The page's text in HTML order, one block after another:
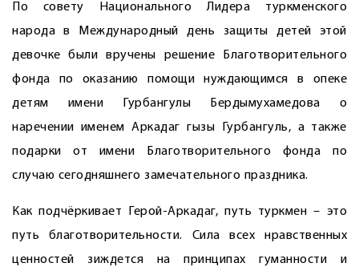
По совету Национального Лидера туркменского
народа в Международный день защиты детей этой
девочке были вручены решение Благотворительного
фонда по оказанию помощи нуждающимся в опеке
детям имени Гурбангулы Бердымухамедова о
наречении именем Аркадаг гызы Гурбангуль, а также
подарки от имени Благотворительного фонда по
случаю сегодняшнего замечательного праздника.
Как подчёркивает Герой-Аркадаг, путь турк­мен – это
путь благотворительности. Сила всех нравственных
ценностей зиждется на принципах гуманности и